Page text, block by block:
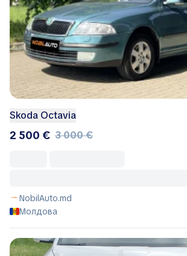
Skoda Octavia
2 500 € 3 000 €
NobilAuto.md
Молдова